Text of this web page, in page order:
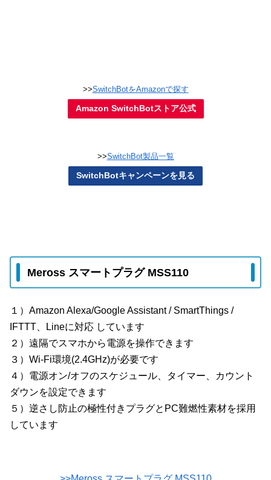
>>SwitchBotをAmazonで探す
Amazon SwitchBotストア公式
>>SwitchBot製品一覧
SwitchBotキャンペーンを見る
Meross スマートプラグ MSS110
１）Amazon Alexa/Google Assistant / SmartThings /
IFTTT、Lineに対応 しています
２）遠隔でスマホから電源を操作できます
３）Wi-Fi環境(2.4GHz)が必要です
４）電源オン/オフのスケジュール、タイマー、カウント
ダウンを設定できます
５）逆さし防止の極性付きプラグとPC難燃性素材を採用
しています